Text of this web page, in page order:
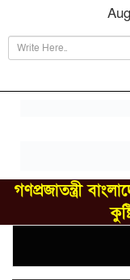
গণপ্রজাতন্ত্রী